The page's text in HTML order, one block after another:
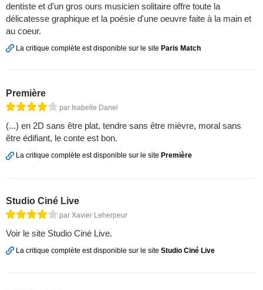
dentiste et d'un gros ours musicien solitaire offre toute la
délicatesse graphique et la poésie d'une oeuvre faite à la main et
au coeur.
La critique complète est disponible sur le site Paris Match
Première
par Isabelle Danel
(...) en 2D sans être plat, tendre sans être mièvre, moral sans
être édifiant, le conte est bon.
La critique complète est disponible sur le site Première
Studio Ciné Live
par Xavier Leherpeur
Voir le site Studio Ciné Live.
La critique complète est disponible sur le site Studio Ciné Live